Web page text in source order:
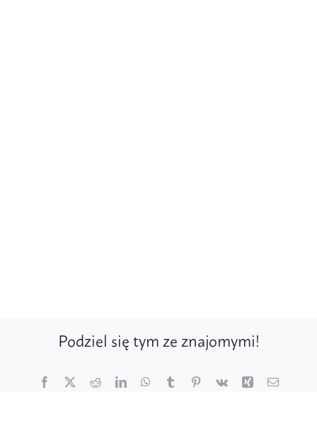
Podziel się tym ze znajomymi!
Facebook
X RedditLinkedInWhatsApp
TumblrPinterest
Vk Xing Email